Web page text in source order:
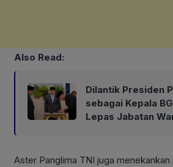
Also Read:
Dilantik Presiden
sebagai Kepala
Lepas Jabatan
Aster Panglima TNI juga menekankan